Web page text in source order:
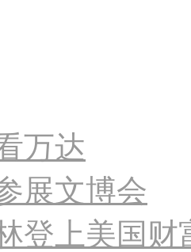
万达
展文博会
登上美国财